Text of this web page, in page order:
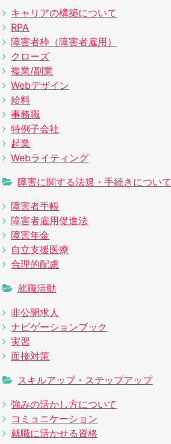
キャリアの構築について
RPA
障害者枠（障害者雇用）
クローズ
複業/副業
Webデザイン
給料
事務職
特例子会社
起業
Webライティング
障害に関する法規・手続きについて
障害者手帳
障害者雇用促進法
障害年金
自立支援医療
合理的配慮
就職活動
非公開求人
ナビゲーションブック
実習
面接対策
スキルアップ・ステップアップ
強みの活かし方について
コミュニケーション
就職に活かせる資格